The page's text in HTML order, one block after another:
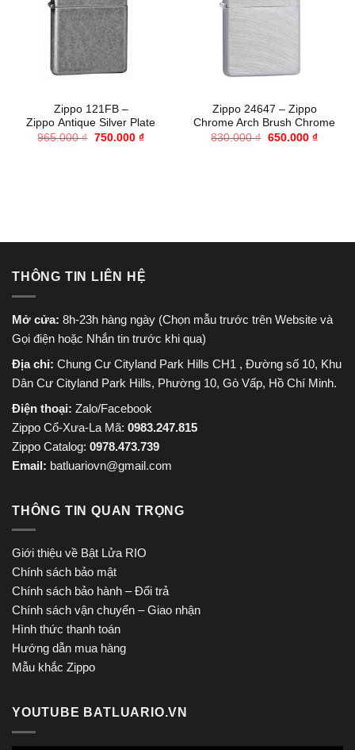
Zippo 121FB –
Zippo Antique Silver Plate
965.000₫ Giá
750.000 ₫Giá
Zippo 24647 – Zippo
Chrome Arch Brush Chrome
830.000₫ Giá
650.000 ₫Giá
THÔNG TIN LIÊN HỆ
Mở cửa: 8h-23h hàng ngày (Chọn mẫu trước trên Website và
Gọi điện hoặc Nhắn tin trước khi qua)
Địa chỉ: Chung Cư Cityland Park Hills CH1 , Đường số 10, Khu
Dân Cư Cityland Park Hills, Phường 10, Gò Vấp, Hồ Chí Minh.
Điện thoại: Zalo/Facebook
Zippo Cổ-Xưa-La Mã: 0983.247.815
Zippo Catalog: 0978.473.739
Email: batluariovn@gmail.com
THÔNG TIN QUAN TRỌNG
Giới thiệu về Bật Lửa RIO
Chính sách bảo mật
Chính sách bảo hành – Đổi trả
Chính sách vận chuyển – Giao nhận
Hình thức thanh toán
Hướng dẫn mua hàng
Mẫu khắc Zippo
YOUTUBE BATLUARIO.VN